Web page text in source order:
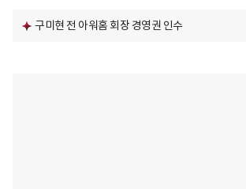
구미현 전 아워홈 회장 경영권 인수